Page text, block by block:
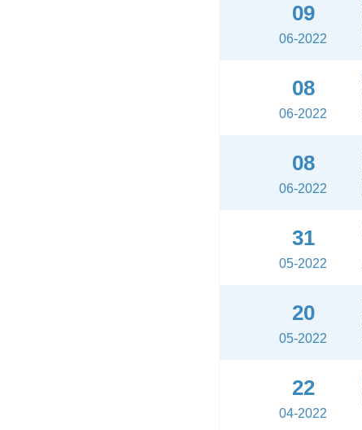
09
06-2022
08
06-2022
08
06-2022
31
05-2022
20
05-2022
22
04-2022